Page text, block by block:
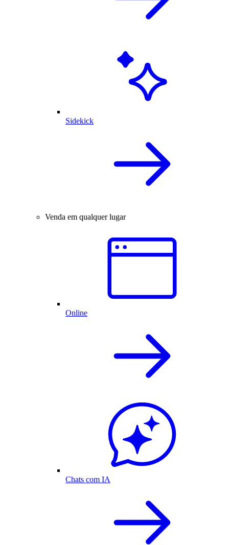
Sidekick
Venda em qualquer lugar
Online
Chats com IA